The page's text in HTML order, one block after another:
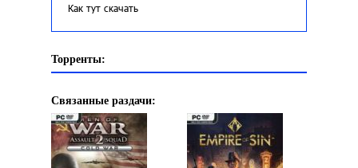
Как тут скачать
Торренты:
Связанные раздачи: